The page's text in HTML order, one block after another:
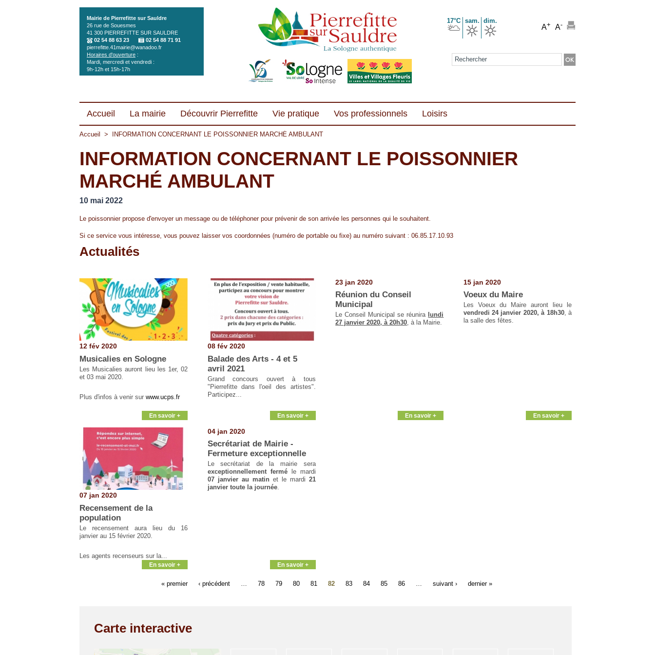
Mairie de Pierrefitte sur Sauldre
26 rue de Souesmes
41 300 PIERREFITTE SUR SAULDRE
02 54 88 63 23
02 54 88 71 91
pierrefitte.41mairie@wanadoo.fr
Horaires d'ouverture :
Mardi, mercredi et vendredi :
9h-12h et 15h-17h
17°C sam. dim.
A+ A-
Formulaire de recherche
Accueil La mairie Découvrir Pierrefitte Vie pratique Vos professionnels Loisirs
Accueil > INFORMATION CONCERNANT LE POISSONNIER MARCHÉ AMBULANT
INFORMATION CONCERNANT LE POISSONNIER
MARCHÉ AMBULANT
10 mai 2022
Le poissonnier propose d'envoyer un message ou de téléphoner pour prévenir de son arrivée les personnes qui le souhaitent.
Si ce service vous intéresse, vous pouvez laisser vos coordonnées (numéro de portable ou fixe) au numéro suivant : 06.85.17.10.93
Actualités
12 fév 2020
Musicalies en Sologne
Les Musicalies auront lieu les 1er, 02
et 03 mai 2020.
Plus d'infos à venir sur www.ucps.fr
En savoir +
08 fév 2020
Balade des Arts - 4 et 5
avril 2021
Grand concours ouvert à tous
"Pierrefitte dans l'oeil des artistes".
Participez...
En savoir +
23 jan 2020
Réunion du Conseil
Municipal
Le Conseil Municipal se réunira lundi
27 janvier 2020, à 20h30, à la Mairie.
En savoir +
15 jan 2020
Voeux du Maire
Les Voeux du Maire auront lieu le
vendredi 24 janvier 2020, à 18h30, à
la salle des fêtes.
En savoir +
07 jan 2020
Recensement de la
population
Le recensement aura lieu du 16
janvier au 15 février 2020.
Les agents recenseurs sur la...
En savoir +
04 jan 2020
Secrétariat de Mairie -
Fermeture exceptionnelle
Le secrétariat de la mairie sera
exceptionnellement ferméle mardi
07 janvier au matinet le mardi 21
janvier toute la journée.
En savoir +
Pages
« premier ‹ précédent 78 79 80 81 82 83 84 85 86 suivant › dernier »
Carte interactive